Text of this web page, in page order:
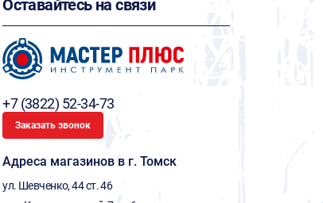
Оставайтесь на связи
+7 (3822) 52-34-73
Заказать звонок
Адреса магазинов в г. Томск
ул. Шевченко, 44 ст. 46